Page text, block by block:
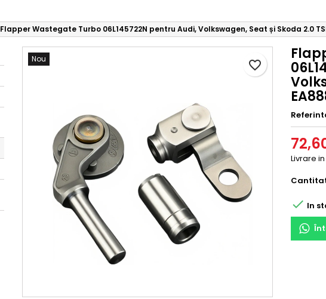
Flapper Wastegate Turbo 06L145722N pentru Audi, Volkswagen, Seat și Skoda 2.0
Nou
Livrare
favorite_border
 In